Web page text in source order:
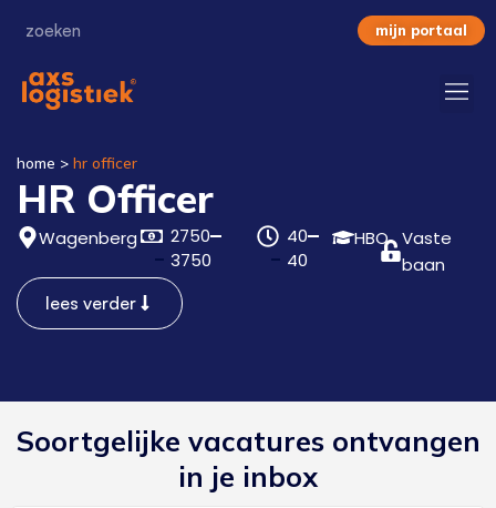
mijn portaal
home > hr officer
HR Officer
Wagenberg
2750
3750
40
40
HBO Vaste
baan
lees verder
Soortgelijke vacatures ontvangen
in je inbox